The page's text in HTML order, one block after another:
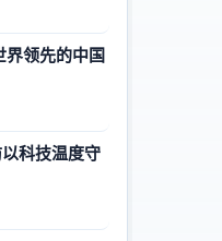
科技温度守